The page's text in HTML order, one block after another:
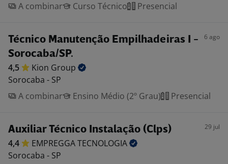
A combinar
Curso Técnico Presencial
Técnico Manutenção Empilhadeiras I -
Sorocaba/SP.
6 ago
4,5 Kion Group
Sorocaba - SP
A combinar
Ensino Médio (2º Grau) Presencial
Auxiliar Técnico Instalação (Clps) 29 jul
4,4 EMPREGGATECNOLOGIA
Sorocaba - SP